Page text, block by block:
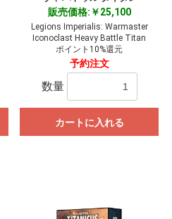
販売価格:￥25,100
Legions Imperialis: Warmaster
Iconoclast Heavy Battle Titan
ポイント10%還元
予約注文
数量
カートに入れる